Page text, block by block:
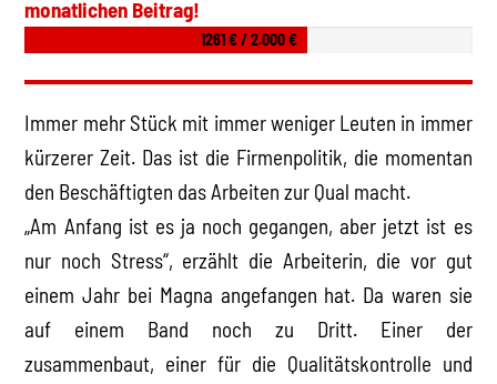
monatlichen Beitrag!
1261 € / 2.000 €
Immer mehr Stück mit immer weniger Leuten in immer
kürzerer Zeit. Das ist die Firmenpolitik, die momentan
den Beschäftigten das Arbeiten zur Qual macht.
„Am Anfang ist es ja noch gegangen, aber jetzt ist es
nur noch Stress“, erzählt die Arbeiterin, die vor gut
einem Jahr bei Magna angefangen hat. Da waren sie
auf einem Band noch zu Dritt. Einer der
zusammenbaut, einer für die Qualitätskontrolle und